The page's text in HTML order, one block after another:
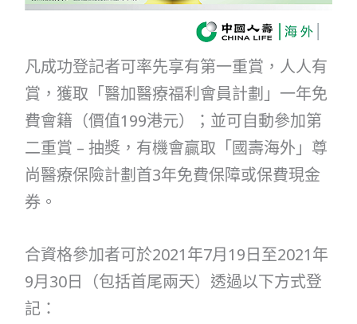
凡成功登記者可率先享有第一重賞，人人有
賞，獲取「醫加醫療福利會員計劃」一年免
費會籍（價值199港元）；並可自動參加第
二重賞 – 抽獎，有機會贏取「國壽海外」尊
尚醫療保險計劃首3年免費保障或保費現金
券。
合資格參加者可於2021年7月19日至2021年
9月30日（包括首尾兩天）透過以下方式登
記：